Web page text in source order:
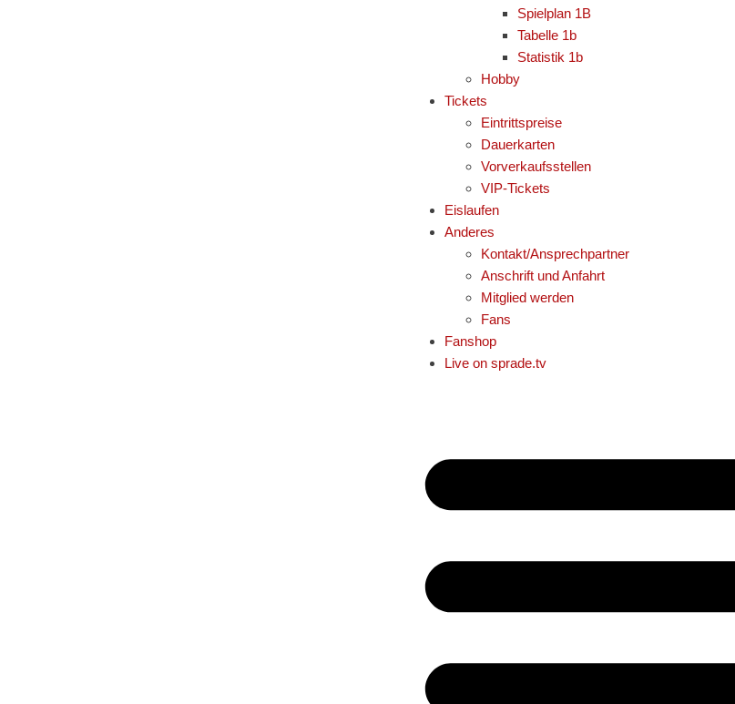
Spielplan 1B
Tabelle 1b
Statistik 1b
Hobby
Tickets
Eintrittspreise
Dauerkarten
Vorverkaufsstellen
VIP-Tickets
Eislaufen
Anderes
Kontakt/Ansprechpartner
Anschrift und Anfahrt
Mitglied werden
Fans
Fanshop
Live on sprade.tv